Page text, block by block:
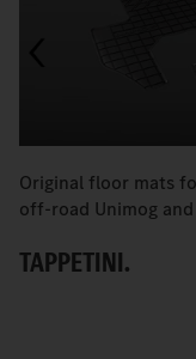
Original floor mats
off-road Unimog
TAPPETINI.